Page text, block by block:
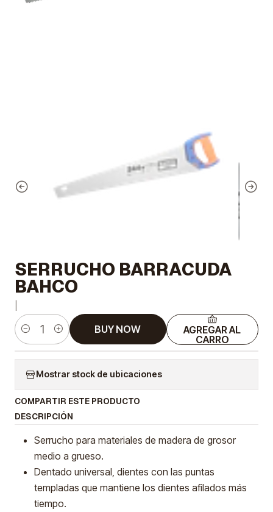
SERRUCHO BARRACUDA
BAHCO
Cantidad
AGREGAR AL
CARRO
BUY NOW
Mostrar stock de ubicaciones
COMPARTIR ESTE PRODUCTO
DESCRIPCIÓN
Serrucho para materiales de madera de grosor
medio a grueso.
Dentado universal, dientes con las puntas
templadas que mantiene los dientes afilados más
tiempo.